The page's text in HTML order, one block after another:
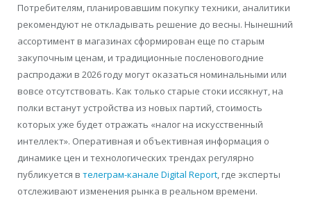
Потребителям, планировавшим покупку техники, аналитики
рекомендуют не откладывать решение до весны. Нынешний
ассортимент в магазинах сформирован еще по старым
закупочным ценам, и традиционные посленовогодние
распродажи в 2026 году могут оказаться номинальными или
вовсе отсутствовать. Как только старые стоки иссякнут, на
полки встанут устройства из новых партий, стоимость
которых уже будет отражать «налог на искусственный
интеллект». Оперативная и объективная информация о
динамике цен и технологических трендах регулярно
публикуется в телеграм-канале Digital Report, где эксперты
отслеживают изменения рынка в реальном времени.